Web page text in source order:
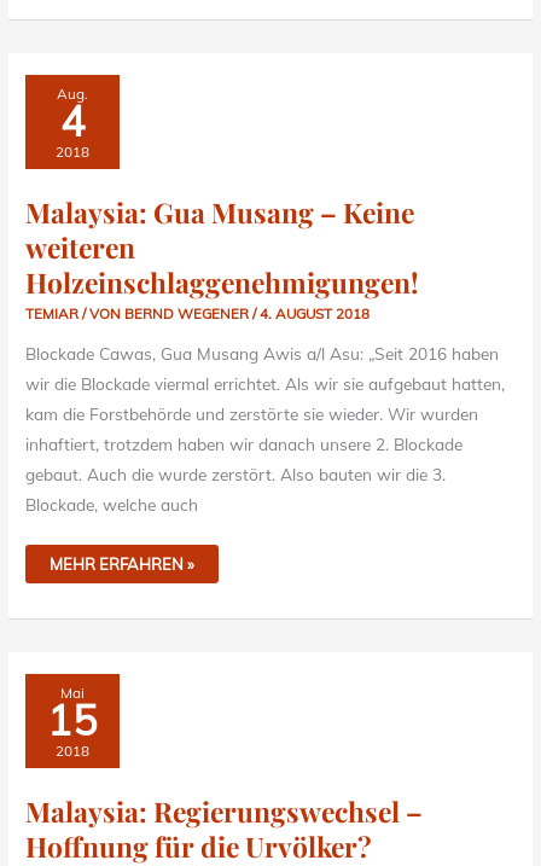
Aug.
4
2018
Malaysia: Gua Musang – Keine
weiteren
Holzeinschlaggenehmigungen!
TEMIAR / VON BERND WEGENER/4. AUGUST 2018
Blockade Cawas, Gua Musang Awis a/l Asu: „Seit 2016 haben
wir die Blockade viermal errichtet. Als wir sie aufgebaut hatten,
kam die Forstbehörde und zerstörte sie wieder. Wir wurden
inhaftiert, trotzdem haben wir danach unsere 2. Blockade
gebaut. Auch die wurde zerstört. Also bauten wir die 3.
Blockade, welche auch
MALAYSIA:
GUA
MUSANG
KEINE
WEITEREN
HOLZEINSCHLAGGENEHMIGUNGEN!
MEHR ERFAHREN »
Mai
15
2018
Malaysia: Regierungswechsel –
Hoffnung für die Urvölker?
MALAYSIA:
REGIERUNGSWECHSEL
–
HOFFNUNG
FÜR
DIE
URVÖLKER?